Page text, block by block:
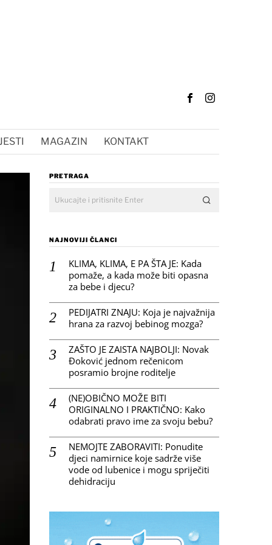
MAGAZIN KONTAKT
PRETRAGA
NAJNOVIJI ČLANCI
KLIMA, KLIMA, E PA ŠTA JE: Kada
pomaže, a kada može biti opasna
za bebe i djecu?
PEDIJATRI ZNAJU: Koja je najvažnija
hrana za razvoj bebinog mozga?
ZAŠTO JE ZAISTA NAJBOLJI: Novak
Đoković jednom rečenicom
posramio brojne roditelje
(NE)OBIČNO MOŽE BITI
ORIGINALNO I PRAKTIČNO: Kako
odabrati pravo ime za svoju bebu?
NEMOJTE ZABORAVITI: Ponudite
djeci namirnice koje sadrže više
vode od lubenice i mogu spriječiti
dehidraciju